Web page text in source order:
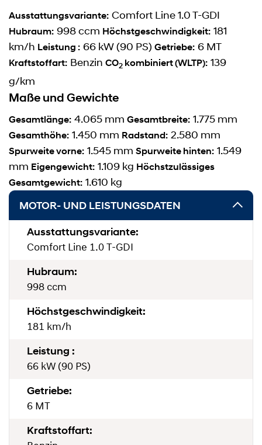
Ausstattungsvariante: Comfort Line 1.0 T-GDI
Hubraum: 998 ccm Höchstgeschwindigkeit: 181
km/h Leistung : 66 kW (90 PS) Getriebe: 6 MT
Kraftstoffart: Benzin CO2 kombiniert (WLTP): 139
g/km
Maße und Gewichte
Gesamtlänge: 4.065 mm Gesamtbreite: 1.775 mm
Gesamthöhe: 1.450 mm Radstand: 2.580 mm
Spurweite vorne: 1.545 mm Spurweite hinten: 1.549
mm Eigengewicht: 1.109 kg Höchstzulässiges
Gesamtgewicht: 1.610 kg
MOTOR- UND LEISTUNGSDATEN
Ausstattungsvariante:
Comfort Line 1.0 T-GDI
Hubraum:
998 ccm
Höchstgeschwindigkeit:
181 km/h
Leistung :
66 kW (90 PS)
Getriebe:
6 MT
Kraftstoffart: